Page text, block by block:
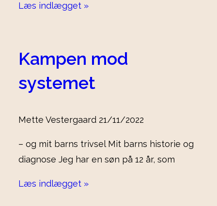
Læs indlægget »
Kampen mod
systemet
Mette Vestergaard 21/11/2022
– og mit barns trivsel Mit barns historie og
diagnose Jeg har en søn på 12 år, som
Læs indlægget »